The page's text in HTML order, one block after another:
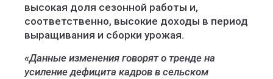
высокая доля сезонной работы и,
соответственно, высокие доходы в период
выращивания и сборки урожая.
«Данные изменения говорят о тренде на
усиление дефицита кадров в сельском